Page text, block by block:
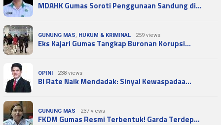
MDAHK Gumas Soroti Penggunaan Sandung di…
GUNUNG MAS, HUKUM & KRIMINAL 259 views
Eks Kajari Gumas Tangkap Buronan Korupsi…
OPINI 238 views
BI Rate Naik Mendadak: Sinyal Kewaspadaa…
GUNUNG MAS 237 views
FKDM Gumas Resmi Terbentuk! Garda Terdep…